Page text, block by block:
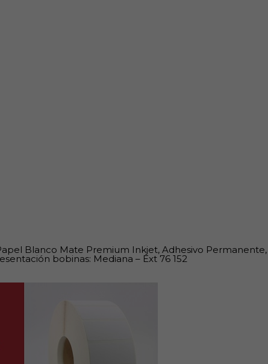
Blanco Mate Premium Inkjet, Adhesivo
bobinas: Mediana – Ext 76 152